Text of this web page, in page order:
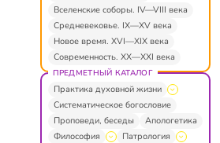
Вселенские соборы. IV—VIII века
Средневековье. IX—XV века
Новое время. XVI—XIX века
Современность. XX—XXI века
ПРЕДМЕТНЫЙ КАТАЛОГ
Практика духовной жизни
Систематическое богословие
Проповеди, беседы
Апологетика
Философия
Патрология